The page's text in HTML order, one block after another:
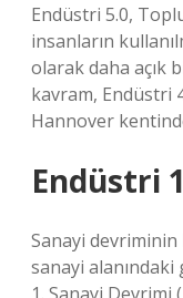
Endüstri 5.0,
insanların
olarak daha açık
kavram, Endüstri
Hannover
Endüstri
Sanayi devriminin
sanayi alanındaki